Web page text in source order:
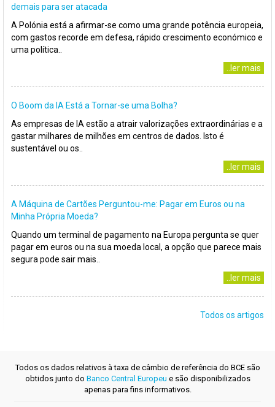
demais para ser atacada
A Polónia está a afirmar-se como uma grande potência europeia,
com gastos recorde em defesa, rápido crescimento económico e
uma política..
..ler mais
O Boom da IA Está a Tornar-se uma Bolha?
As empresas de IA estão a atrair valorizações extraordinárias e a
gastar milhares de milhões em centros de dados. Isto é
sustentável ou os..
..ler mais
A Máquina de Cartões Perguntou-me: Pagar em Euros ou na
Minha Própria Moeda?
Quando um terminal de pagamento na Europa pergunta se quer
pagar em euros ou na sua moeda local, a opção que parece mais
segura pode sair mais..
..ler mais
Todos os artigos
Todos os dados relativos à taxa de câmbio de referência do BCE são
obtidos junto do Banco Central Europeu e são disponibilizados
apenas para fins informativos.